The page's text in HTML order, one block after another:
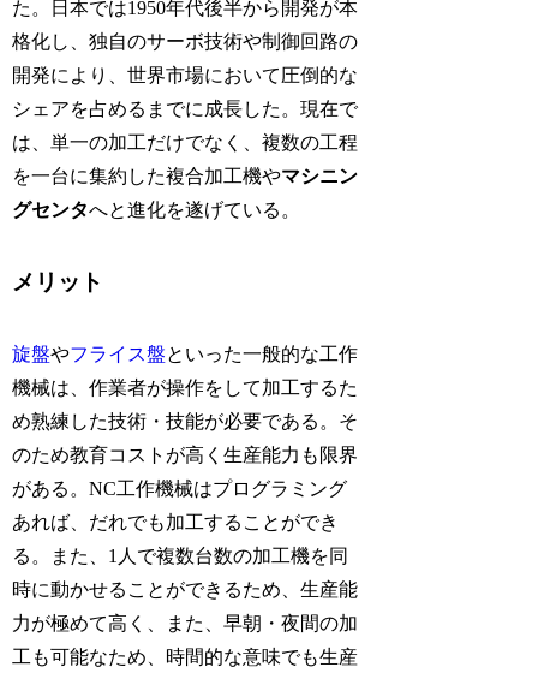
た。日本では1950年代後半から開発が本
格化し、独自のサーボ技術や制御回路の
開発により、世界市場において圧倒的な
シェアを占めるまでに成長した。現在で
は、単一の加工だけでなく、複数の工程
を一台に集約した複合加工機やマシニン
グセンタへと進化を遂げている。
メリット
旋盤やフライス盤といった一般的な工作
機械は、作業者が操作をして加工するた
め熟練した技術・技能が必要である。そ
のため教育コストが高く生産能力も限界
がある。NC工作機械はプログラミング
あれば、だれでも加工することができ
る。また、1人で複数台数の加工機を同
時に動かせることができるため、生産能
力が極めて高く、また、早朝・夜間の加
工も可能なため、時間的な意味でも生産